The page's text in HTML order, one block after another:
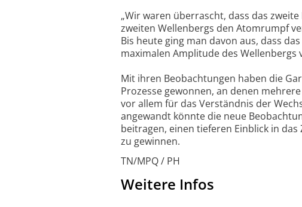
„Wir waren überrascht, dass das
zweiten Wellenbergs den Atomrumpf
Bis heute ging man davon aus, dass
maximalen Amplitude des Wellenbergs
Mit ihren Beobachtungen haben die
Prozesse gewonnen, an denen
vor allem für das Verständnis der
angewandt könnte die neue
beitragen, einen tieferen Einblick in
zu gewinnen.
TN/MPQ / PH
Weitere Infos